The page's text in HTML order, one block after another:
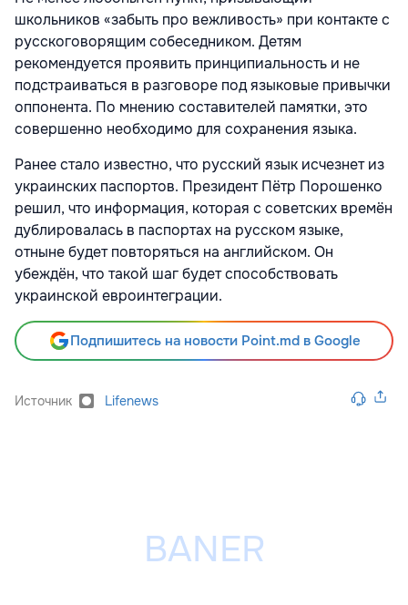
школьников «забыть про вежливость» при контакте с
русскоговорящим собеседником. Детям
рекомендуется проявить принципиальность и не
подстраиваться в разговоре под языковые привычки
оппонента. По мнению составителей памятки, это
совершенно необходимо для сохранения языка.
Ранее стало известно, что русский язык исчезнет из
украинских паспортов. Президент Пётр Порошенко
решил, что информация, которая с советских времён
дублировалась в паспортах на русском языке,
отныне будет повторяться на английском. Он
убеждён, что такой шаг будет способствовать
украинской евроинтеграции.
Подпишитесь на новости Point.md в Google
Источник Lifenews